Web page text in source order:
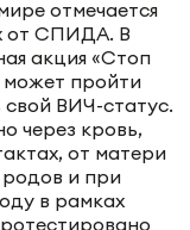
отмечается
от СПИДА. В
акция «Стоп
пройти
свой ВИЧ-статус.
через кровь,
от матери
родов и при
в рамках